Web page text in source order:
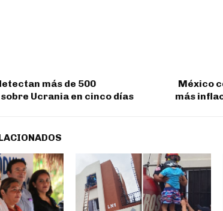
más de 500
Ucrania en cinco días
México
más